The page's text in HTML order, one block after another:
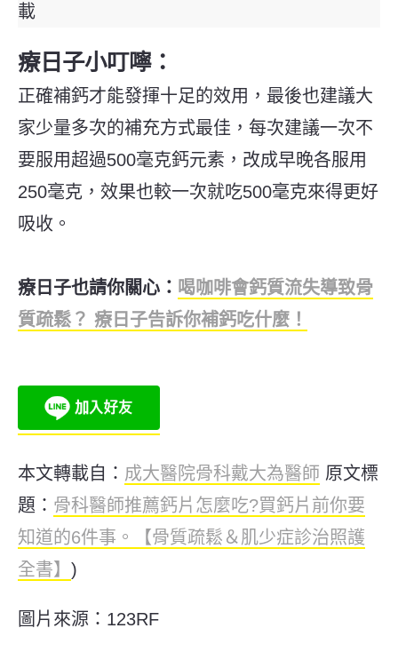
載
療日子小叮嚀：
正確補鈣才能發揮十足的效用，最後也建議大
家少量多次的補充方式最佳，每次建議一次不
要服用超過500毫克鈣元素，改成早晚各服用
250毫克，效果也較一次就吃500毫克來得更好
吸收。
療日子也請你關心： 喝咖啡會鈣質流失導致骨
質疏鬆？ 療日子告訴你補鈣吃什麼！
本文轉載自： 成大醫院骨科戴大為醫師 原文標
題： 骨科醫師推薦鈣片怎麼吃?買鈣片前你要
知道的6件事。【骨質疏鬆＆肌少症診治照護
全書】 )
圖片來源：123RF